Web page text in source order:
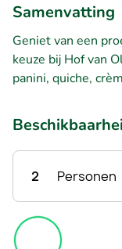
Samenvatting
Geniet van een
keuze bij Hof van
panini, quiche,
2 Personen